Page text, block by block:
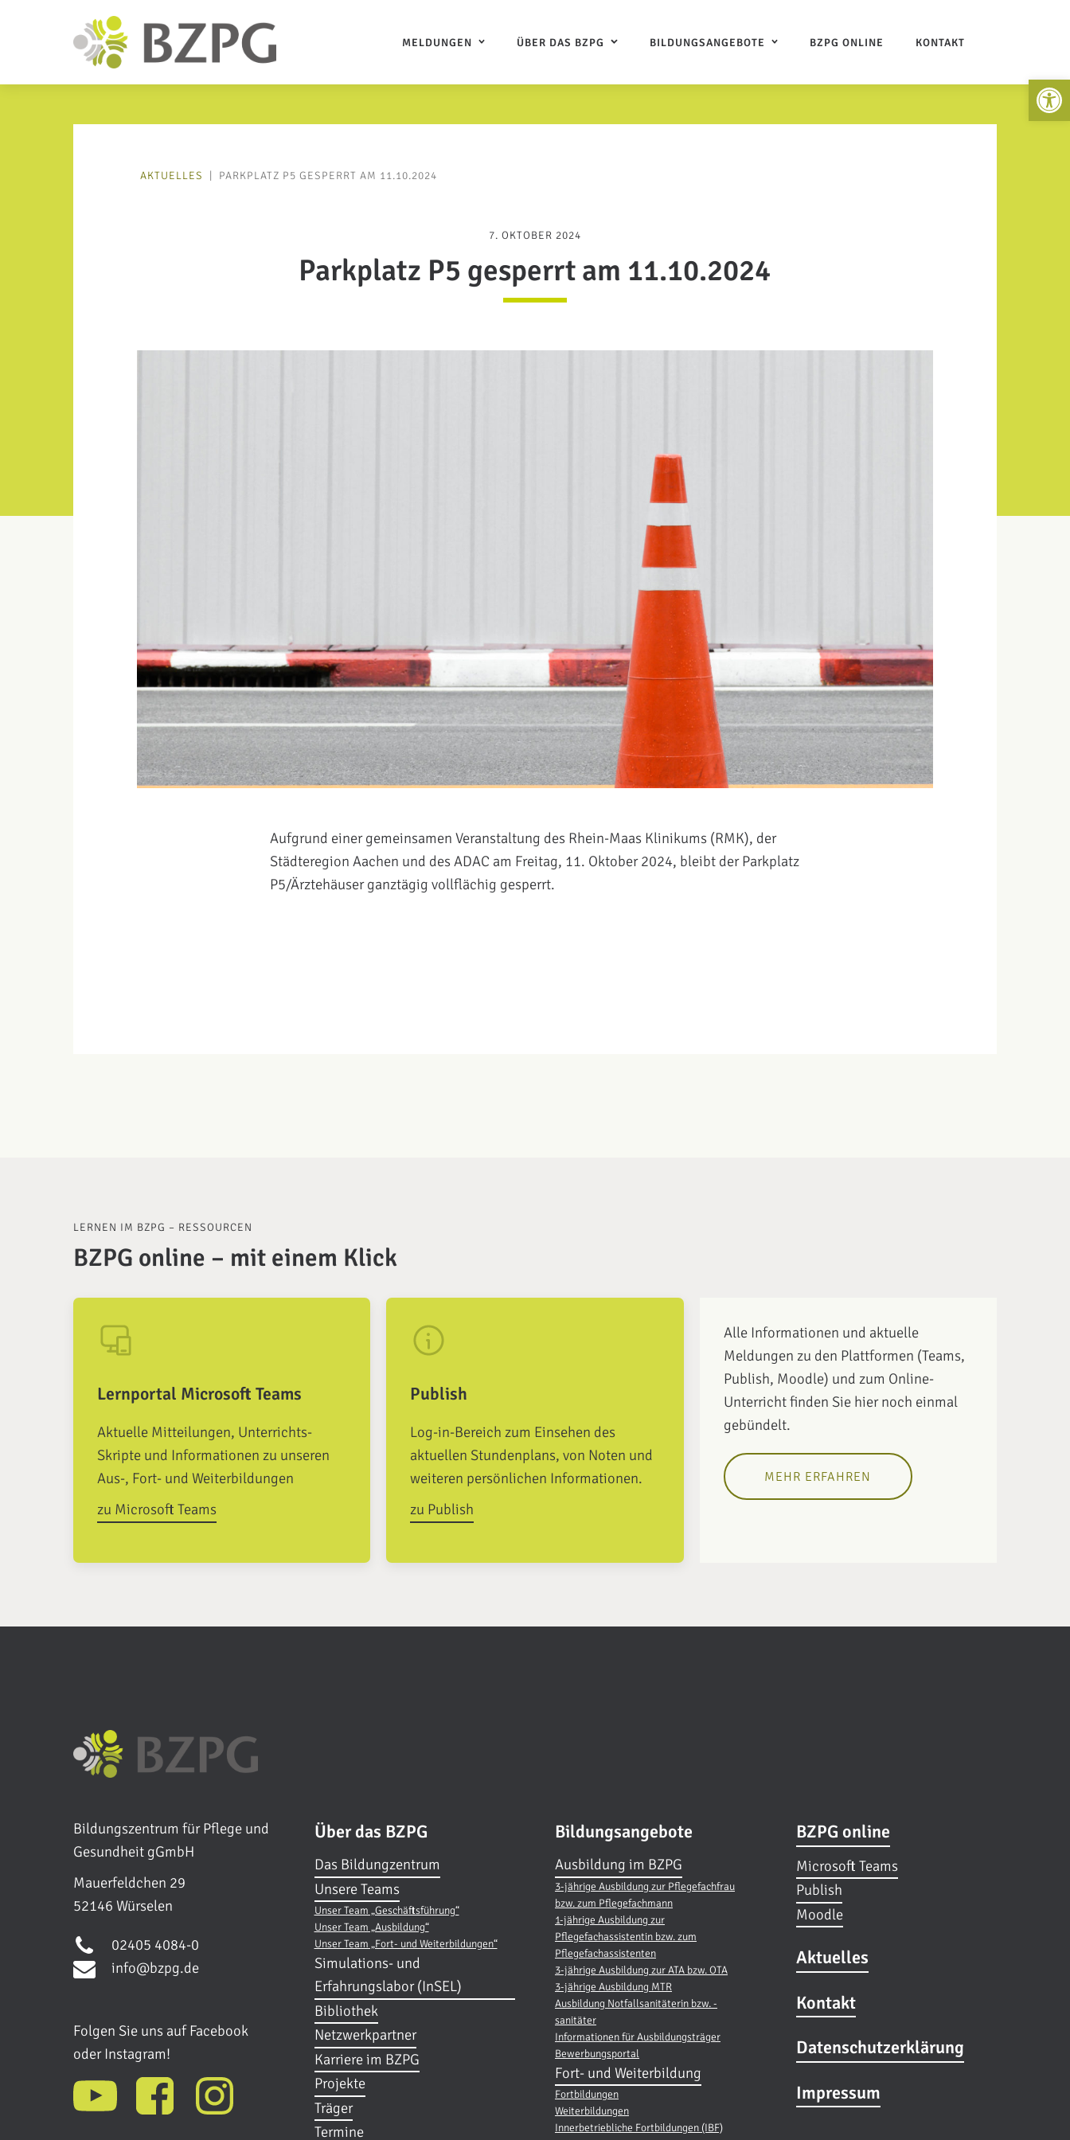
MELDUNGEN ÜBER DAS BZPG BILDUNGSANGEBOTE BZPG ONLINE KONTAKT
AKTUELLES | PARKPLATZ P5 GESPERRT AM 11.10.2024
7. OKTOBER 2024
Parkplatz P5 gesperrt am 11.10.2024
Aufgrund einer gemeinsamen Veranstaltung des Rhein-Maas Klinikums (RMK), der
Städteregion Aachen und des ADAC am Freitag, 11. Oktober 2024, bleibt der Parkplatz
P5/Ärztehäuser ganztägig vollflächig gesperrt.
LERNEN IM BZPG – RESSOURCEN
BZPG online – mit einem Klick
Lernportal Microsoft Teams
Aktuelle Mitteilungen, Unterrichts-
Skripte und Informationen zu unseren
Aus-, Fort- und Weiterbildungen
zu Microsoft Teams
Publish
Log-in-Bereich zum Einsehen des
aktuellen Stundenplans, von Noten und
weiteren persönlichen Informationen.
zu Publish
Alle Informationen und aktuelle
Meldungen zu den Plattformen (Teams,
Publish, Moodle) und zum Online-
Unterricht finden Sie hier noch einmal
gebündelt.
MEHR ERFAHREN
Bildungszentrum für Pflege und
Gesundheit gGmbH
Mauerfeldchen 29
52146 Würselen
02405 4084-0
info@bzpg.de
Folgen Sie uns auf Facebook
oder Instagram!
Über das BZPG
Das Bildungzentrum
Unsere Teams
Unser Team „Geschäftsführung“
Unser Team „Ausbildung“
Unser Team „Fort- und Weiterbildungen“
Simulations- und
Erfahrungslabor (InSEL)
Bibliothek
Netzwerkpartner
Karriere im BZPG
Projekte
Träger
Termine
Bildungsangebote
Ausbildung im BZPG
3-jährige Ausbildung zur Pflegefachfrau
bzw. zum Pflegefachmann
1-jährige Ausbildung zur
Pflegefachassistentin bzw. zum
Pflegefachassistenten
3-jährige Ausbildung zur ATA bzw. OTA
3-jährige Ausbildung MTR
Ausbildung Notfallsanitäterin bzw. -
sanitäter
Informationen für Ausbildungsträger
Bewerbungsportal
Fort- und Weiterbildung
Fortbildungen
Weiterbildungen
Innerbetriebliche Fortbildungen (IBF)
BZPG online
Microsoft Teams
Publish
Moodle
Aktuelles
Kontakt
Datenschutzerklärung
Impressum